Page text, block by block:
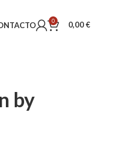
0 0,00€
by